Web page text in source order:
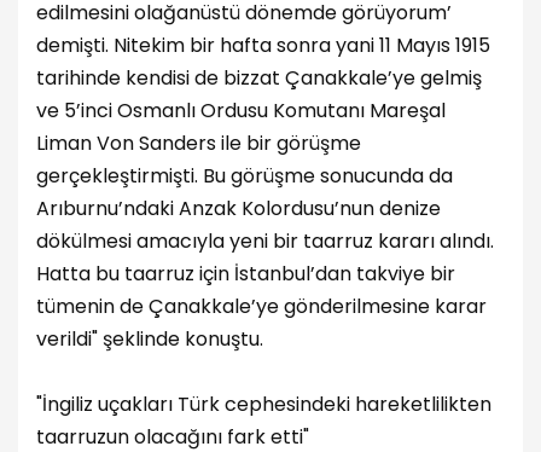
edilmesini olağanüstü dönemde görüyorum’
demişti. Nitekim bir hafta sonra yani 11 Mayıs 1915
tarihinde kendisi de bizzat Çanakkale’ye gelmiş
ve 5’inci Osmanlı Ordusu Komutanı Mareşal
Liman Von Sanders ile bir görüşme
gerçekleştirmişti. Bu görüşme sonucunda da
Arıburnu’ndaki Anzak Kolordusu’nun denize
dökülmesi amacıyla yeni bir taarruz kararı alındı.
Hatta bu taarruz için İstanbul’dan takviye bir
tümenin de Çanakkale’ye gönderilmesine karar
verildi" şeklinde konuştu.
"İngiliz uçakları Türk cephesindeki hareketlilikten
taarruzun olacağını fark etti"